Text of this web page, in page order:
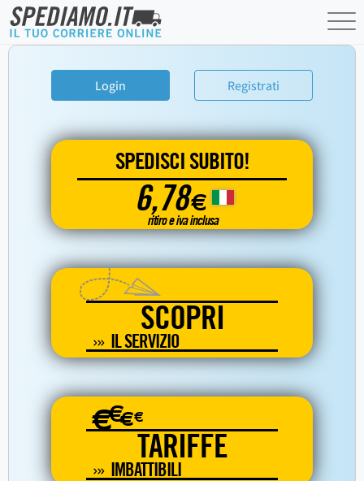
Login Registrati
SPEDISCI SUBITO!
6,78€
ritiro e iva inclusa
SCOPRI
IL SERVIZIO
€€€€
TARIFFE
IMBATTIBILI